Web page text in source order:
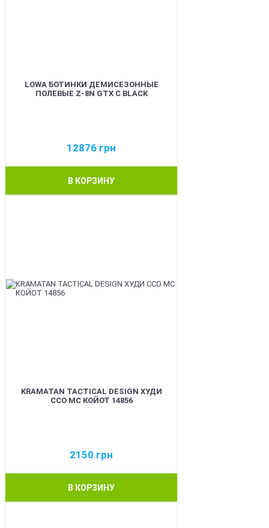
LOWA БОТИНКИ ДЕМИСЕЗОННЫЕ
ПОЛЕВЫЕ Z-8N GTX C BLACK
12876 грн
В КОРЗИНУ
KRAMATAN TACTICAL DESIGN ХУДИ
ССО МС КОЙОТ 14856
2150 грн
В КОРЗИНУ